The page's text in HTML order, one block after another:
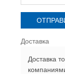
Доставка
Доставка